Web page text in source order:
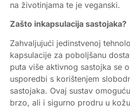
na životinjama te je veganski.
Zašto inkapsulacija sastojaka?
Zahvaljujući jedinstvenoj
kapsulacije za poboljšanu
puta više aktivnog sastojka se
usporedbi s korištenjem
sastojaka. Ovaj sustav
brzo, ali i sigurno prodru u